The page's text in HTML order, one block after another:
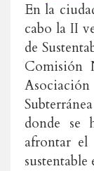
En la
cabo la II
de
Comisión
donde se
afrontar el